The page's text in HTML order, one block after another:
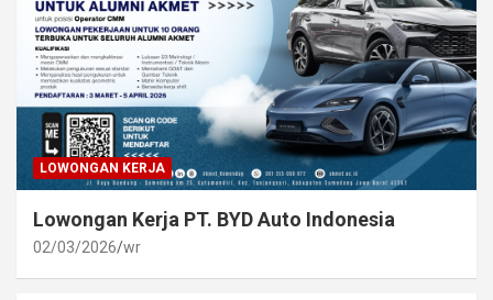
LOWONGAN KERJA
Lowongan Kerja PT. BYD Auto Indonesia
02/03/2026 wr